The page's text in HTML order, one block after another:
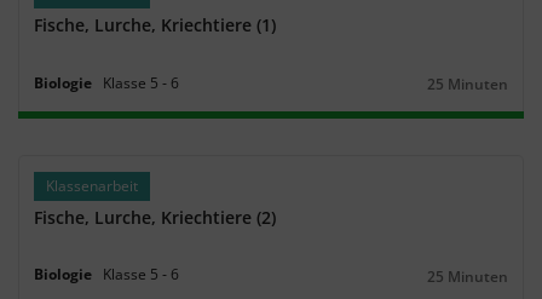
Fische, Lurche, Kriechtiere (1)
Biologie Klasse 5 ‐ 6
Dauer:
25 Minuten
Klassenarbeit
Fische, Lurche, Kriechtiere (2)
Biologie Klasse 5 ‐ 6
Dauer:
25 Minuten